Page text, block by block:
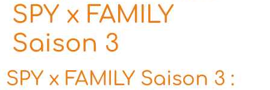
SPY x FAMILY
Saison 3
SPY x FAMILY Saison 3 :